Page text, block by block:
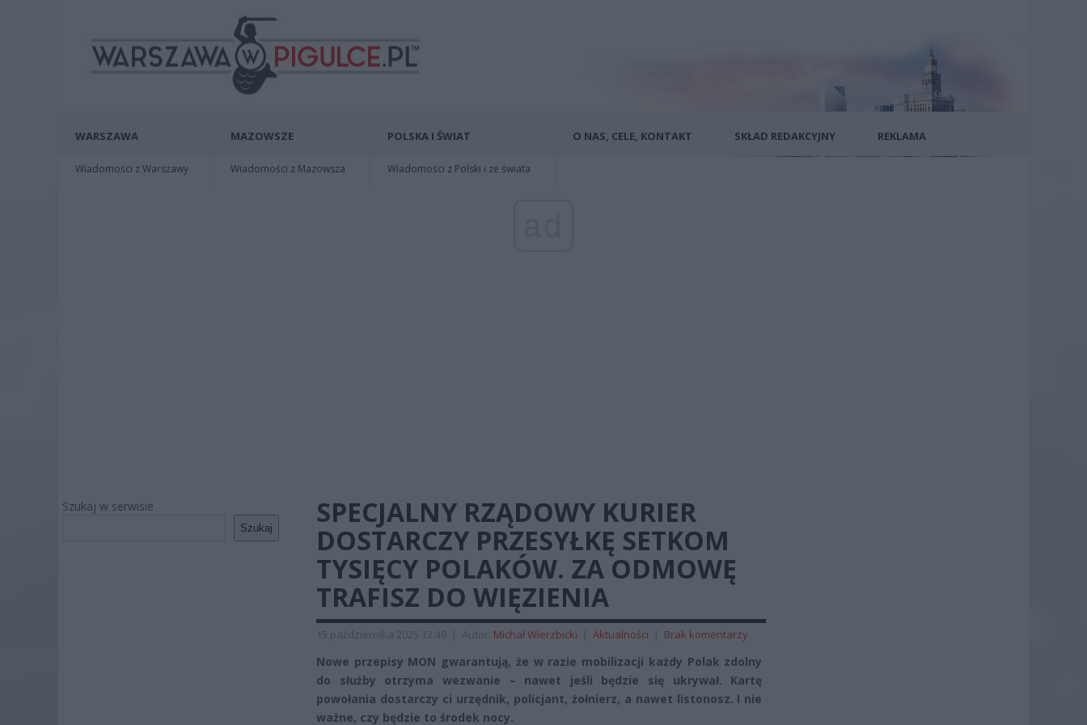
WARSZAWA
Wiadomości z Warszawy
MAZOWSZE
Wiadomości z Mazowsza
POLSKA I ŚWIAT
Wiadomości z Polski i ze świata
O NAS, CELE, KONTAKT SKŁAD REDAKCYJNY REKLAMA
Szukaj w serwisie
Szukaj
SPECJALNY RZĄDOWY KURIER
DOSTARCZY PRZESYŁKĘ SETKOM
TYSIĘCY POLAKÓW. ZA ODMOWĘ
TRAFISZ DO WIĘZIENIA
15 października 2025 12:49 | Autor: Michał Wierzbicki | Aktualności | Brak komentarzy
Nowe przepisy MON gwarantują, że w razie mobilizacji każdy Polak zdolny
do służby otrzyma wezwanie – nawet jeśli będzie się ukrywał. Kartę
powołania dostarczy ci urzędnik, policjant, żołnierz, a nawet listonosz. I nie
ważne, czy będzie to środek nocy.